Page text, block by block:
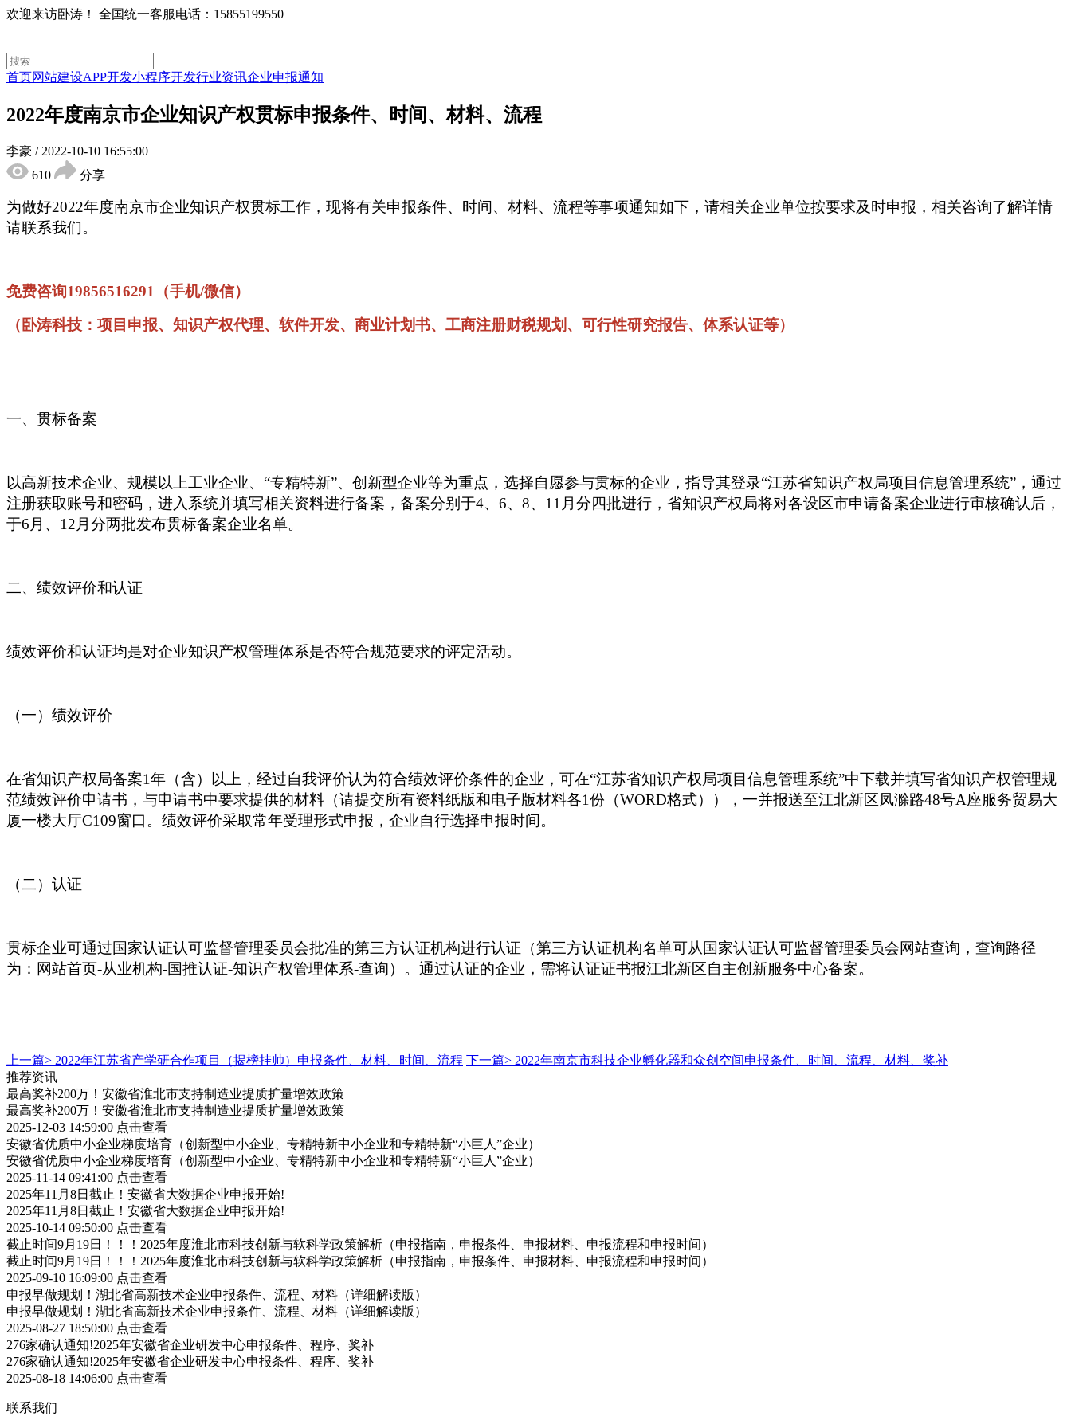
欢迎来访卧涛！ 全国统一客服电话：15855199550
首页网站建设APP开发小程序开发行业资讯企业申报通知
2022年度南京市企业知识产权贯标申报条件、时间、材料、流程
李豪 / 2022-10-10 16:55:00
610
分享
为做好2022年度南京市企业知识产权贯标工作，现将有关申报条件、时间、材料、流程等事项通知如下，请相关企业单位按要求及时申报，相关咨询了解详情
请联系我们。
免费咨询19856516291（手机/微信）
（卧涛科技：项目申报、知识产权代理、软件开发、商业计划书、工商注册财税规划、可行性研究报告、体系认证等）
一、贯标备案
以高新技术企业、规模以上工业企业、 “专精特新”、创新型企业等为重点，选择自愿参与贯标的企业，指导其登录“江苏省知识产权局项目信息管理系统”，通过
注册获取账号和密码，进入系统并填写相关资料进行备案，备案分别于4、6、8、11月分四批进行，省知识产权局将对各设区市申请备案企业进行审核确认后，
于6月、12月分两批发布贯标备案企业名单。
二、绩效评价和认证
绩效评价和认证均是对企业知识产权管理体系是否符合规范要求的评定活动。
（一）绩效评价
在省知识产权局备案1年（含）以上，经过自我评价认为符合绩效评价条件的企业，可在“江苏省知识产权局项目信息管理系统”中下载并填写省知识产权管理规
范绩效评价申请书，与申请书中要求提供的材料（请提交所有资料纸版和电子版材料各1份（WORD格式）），一并报送至江北新区凤滁路48号A座服务贸易大
厦一楼大厅C109窗口。绩效评价采取常年受理形式申报，企业自行选择申报时间。
（二）认证
贯标企业可通过国家认证认可监督管理委员会批准的第三方认证机构进行认证（第三方认证机构名单可从国家认证认可监督管理委员会网站查询，查询路径
为：网站首页-从业机构-国推认证-知识产权管理体系-查询）。通过认证的企业，需将认证证书报江北新区自主创新服务中心备案。
上一篇> 2022年江苏省产学研合作项目（揭榜挂帅）申报条件、材料、时间、流程 下一篇> 2022年南京市科技企业孵化器和众创空间申报条件、时间、流程、材料、奖补
推荐资讯
最高奖补200万！安徽省淮北市支持制造业提质扩量增效政策
最高奖补200万！安徽省淮北市支持制造业提质扩量增效政策
2025-12-03 14:59:00 点击查看
安徽省优质中小企业梯度培育（创新型中小企业、专精特新中小企业和专精特新“小巨人”企业）
安徽省优质中小企业梯度培育（创新型中小企业、专精特新中小企业和专精特新“小巨人”企业）
2025-11-14 09:41:00 点击查看
2025年11月8日截止！安徽省大数据企业申报开始!
2025年11月8日截止！安徽省大数据企业申报开始!
2025-10-14 09:50:00 点击查看
截止时间9月19日！！！2025年度淮北市科技创新与软科学政策解析（申报指南，申报条件、申报材料、申报流程和申报时间）
截止时间9月19日！！！2025年度淮北市科技创新与软科学政策解析（申报指南，申报条件、申报材料、申报流程和申报时间）
2025-09-10 16:09:00 点击查看
申报早做规划！湖北省高新技术企业申报条件、流程、材料（详细解读版）
申报早做规划！湖北省高新技术企业申报条件、流程、材料（详细解读版）
2025-08-27 18:50:00 点击查看
276家确认通知!2025年安徽省企业研发中心申报条件、程序、奖补
276家确认通知!2025年安徽省企业研发中心申报条件、程序、奖补
2025-08-18 14:06:00 点击查看
联系我们